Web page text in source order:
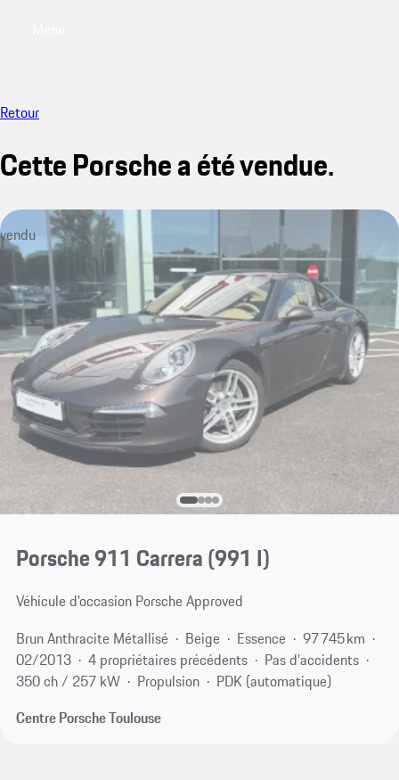
Retour
Cette Porsche a été vendue.
vendu
Porsche 911 Carrera(991 I)
Véhicule d’occasion Porsche Approved
Brun Anthracite Métallisé
Beige Essence
97 745 km
02/2013
4 propriétaires précédents
Pas d'accidents
350 ch / 257 kW
Propulsion
PDK (automatique)
Centre Porsche Toulouse